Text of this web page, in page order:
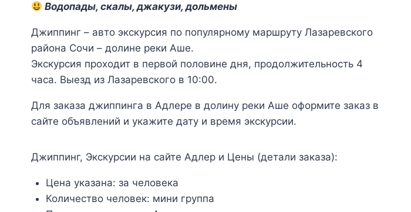
Водопады, скалы, джакузи, дольмены
Джиппинг – авто экскурсия по популярному маршруту Лазаревского
района Сочи – долине реки Аше.
Экскурсия проходит в первой половине дня, продолжительность 4
часа. Выезд из Лазаревского в 10:00.
Для заказа джиппинга в Адлере в долину реки Аше оформите заказ в
сайте объявлений и укажите дату и время экскурсии.
Джиппинг, Экскурсии на сайте Адлер и Цены (детали заказа):
Цена указана: за человека
Количество человек: мини группа